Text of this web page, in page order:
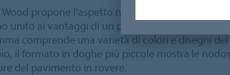
Wood propone l’aspetto naturale e autentico di
unito ai vantaggi di un pavimento vinilico di
comprende una varietà di colori e disegni
il formato in doghe più piccole mostra le
del pavimento in rovere.